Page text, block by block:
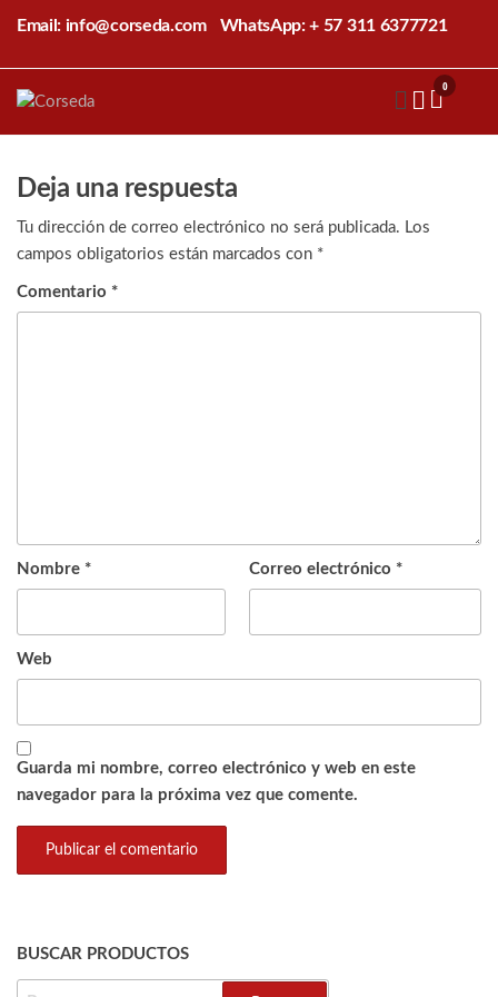
contenido
Email: info@corseda.com WhatsApp: + 57 311 6377721
sericultura
0
Deja una respuesta
Tu dirección de correo electrónico no será publicada. Los
campos obligatorios están marcados con *
Comentario *
Nombre * Correo electrónico *
Web
Guarda mi nombre, correo electrónico y web en este
navegador para la próxima vez que comente.
BUSCAR PRODUCTOS
BUSCAR: